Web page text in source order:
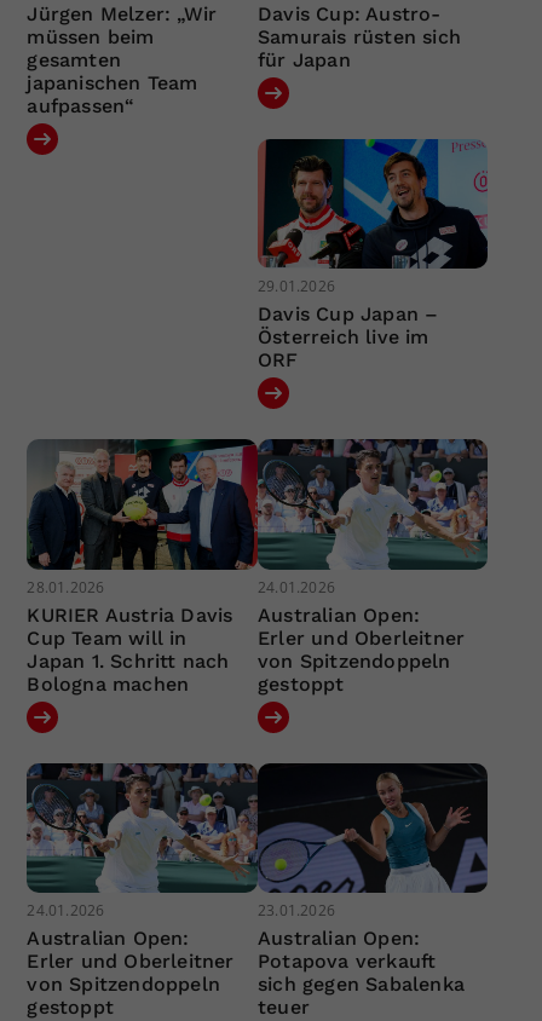
Jürgen Melzer: „Wir
müssen beim
gesamten
japanischen Team
aufpassen“
Davis Cup: Austro-
Samurais rüsten sich
für Japan
29.01.2026
Davis Cup Japan –
Österreich live im
ORF
28.01.2026
KURIER Austria Davis
Cup Team will in
Japan 1. Schritt nach
Bologna machen
24.01.2026
Australian Open:
Erler und Oberleitner
von Spitzendoppeln
gestoppt
24.01.2026
Australian Open:
Erler und Oberleitner
von Spitzendoppeln
gestoppt
23.01.2026
Australian Open:
Potapova verkauft
sich gegen Sabalenka
teuer